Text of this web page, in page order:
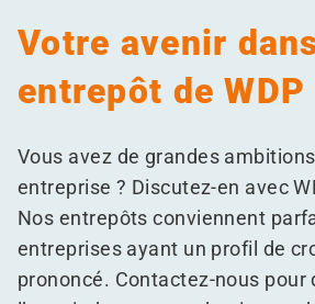
Votre avenir
entrepôt de WDP
Vous avez de grandes
entreprise ? Discutez-en avec
Nos entrepôts conviennent
entreprises ayant un profil de
prononcé. Contactez-nous pour